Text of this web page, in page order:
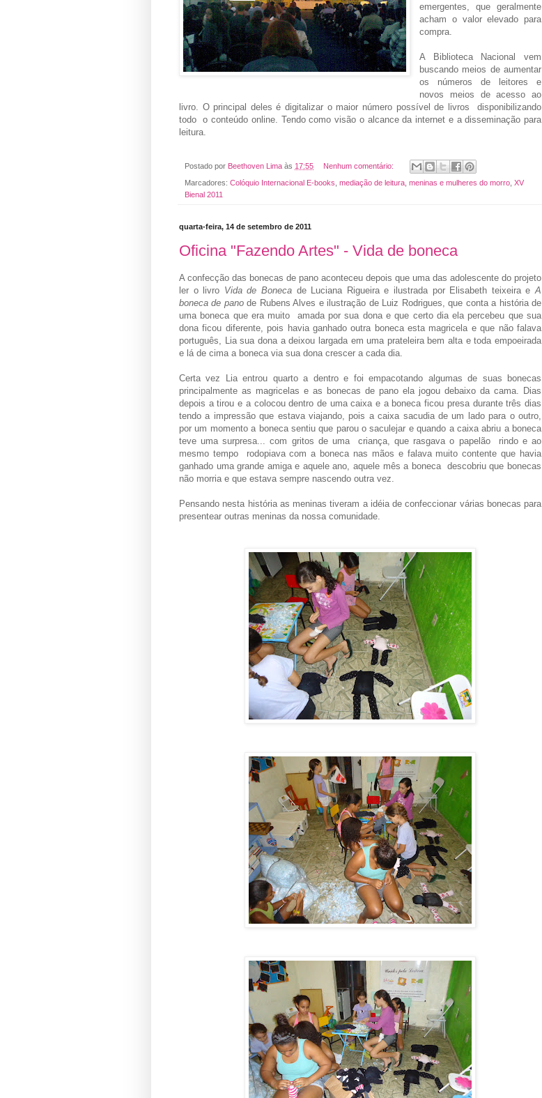
emergentes, que geralmente
acham o valor elevado para
compra.
A Biblioteca Nacional vem
buscando meios de aumentar
os números de leitores e
novos meios de acesso ao
livro. O principal deles é digitalizar o maior número possível de livros disponibilizando
todo o conteúdo online. Tendo como visão o alcance da internet e a disseminação para
leitura.
Postado por Beethoven Lima às 17:55 Nenhum comentário:
Marcadores: Colóquio Internacional E-books mediação de leitura meninas e mulheres do morro XV
Bienal 2011
quarta-feira, 14 de setembro de 2011
Oficina "Fazendo Artes" - Vida de boneca
A confecção das bonecas de pano aconteceu depois que uma das adolescente do projeto
ler o livro Vida de Boneca de Luciana Rigueira e ilustrada por Elisabeth teixeira eA
boneca de panode Rubens Alves e ilustração de Luiz Rodrigues, que conta a história de
uma boneca que era muito amada por sua dona e que certo dia ela percebeu que sua
dona ficou diferente, pois havia ganhado outra boneca esta magricela e que não falava
português, Lia sua dona a deixou largada em uma prateleira bem alta e toda empoeirada
e lá de cima a boneca via sua dona crescer a cada dia.
Certa vez Lia entrou quarto a dentro e foi empacotando algumas de suas bonecas
principalmente as magricelas e as bonecas de pano ela jogou debaixo da cama. Dias
depois a tirou e a colocou dentro de uma caixa e a boneca ficou presa durante três dias
tendo a impressão que estava viajando, pois a caixa sacudia de um lado para o outro,
por um momento a boneca sentiu que parou o saculejar e quando a caixa abriu a boneca
teve uma surpresa... com gritos de uma criança, que rasgava o papelão rindo e ao
mesmo tempo rodopiava com a boneca nas mãos e falava muito contente que havia
ganhado uma grande amiga e aquele ano, aquele mês a boneca descobriu que bonecas
não morria e que estava sempre nascendo outra vez.
Pensando nesta história as meninas tiveram a idéia de confeccionar várias bonecas para
presentear outras meninas da nossa comunidade.